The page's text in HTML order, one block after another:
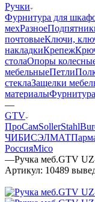
Ручки
Фурнитура для
мехРазное
почтовыеКлючи,
накладкиКрепеж
столаОпоры
мебельныеПетли
стеклаЗащелки
материалы
—
GTV
ПроСамSoller
ЧИБИСЭЛМАТ
РоссияMico
—Ручка меб.GTV
Артикул: 10489